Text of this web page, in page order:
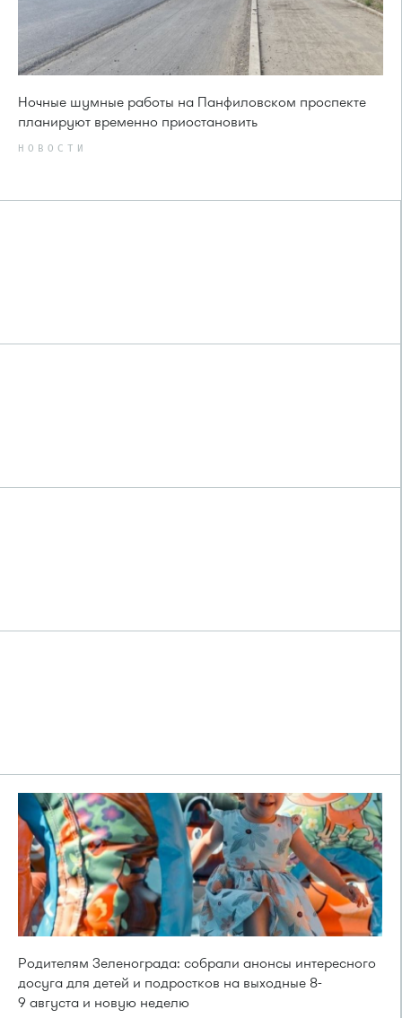
Ночные шумные работы на Панфиловском проспекте
планируют временно приостановить
НОВОСТИ
Родителям Зеленограда: собрали анонсы интересного
досуга для детей и подростков на выходные 8-
9 августа и новую неделю